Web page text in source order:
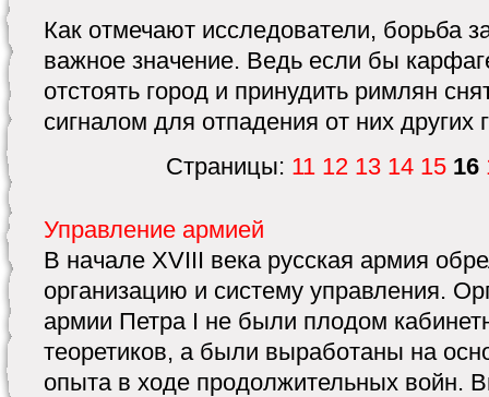
Как отмечают исследователи, борьба
важное значение. Ведь если бы
отстоять город и принудить римлян
сигналом для отпадения от них других
Страницы: 11 12 13 14 15 16
Управление армией
В начале XVIII века русская армия
организацию и систему управления.
армии Петра I не были плодом
теоретиков, а были выработаны на
опыта в ходе продолжительных войн.